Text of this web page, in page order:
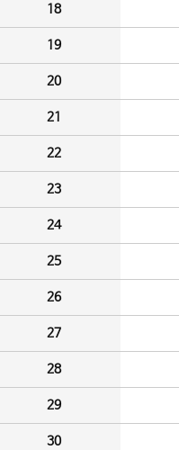
18
19
20
21
22
23
24
25
26
27
28
29
30